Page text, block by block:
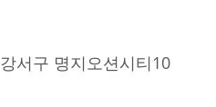
서구 명지오션시티10